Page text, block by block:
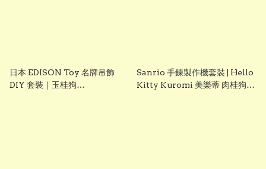
日本 EDISON Toy 名牌吊飾
DIY 套裝｜玉桂狗
Sanrio 手鍊製作機套裝 | Hello
Kitty Kuromi 美樂蒂 肉桂狗